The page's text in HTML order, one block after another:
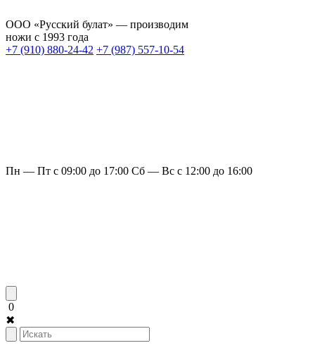
ООО «Русский булат» — производим
ножи с 1993 года
+7 (910) 880-24-42 +7 (987) 557-10-54
Пн — Пт с 09:00 до 17:00 Сб — Вс с 12:00 до 16:00
0
✖